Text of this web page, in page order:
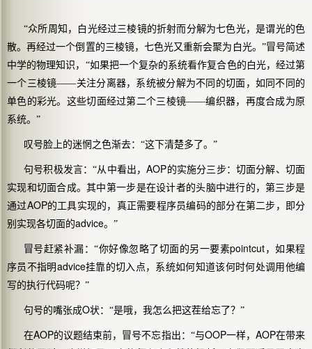
“众所周知，白光经过三棱镜的折射而分解为七色光，是谓光的色
散。再经过一个倒置的三棱镜，七色光又重新会聚为白光。”冒号简述
中学的物理知识，“如果把一个复杂的系统看作复合色的白光，经过第
一个三棱镜——关注分离器，系统被分解为不同的切面，如同不同的
单色的彩光。这些切面经过第二个三棱镜——编织器，再度合成为原
系统。”
叹号脸上的迷惘之色渐去：“这下清楚多了。”
句号积极发言：“从中看出，AOP的实施分三步：切面分解、切面
实现和切面合成。其中第一步是在设计者的头脑中进行的，第三步是
通过AOP的工具实现的，真正需要程序员编码的部分在第二步，即分
别实现各切面的advice。”
冒号赶紧补漏：“你好像忽略了切面的另一要素pointcut ，如果程
序员不指明 advice挂靠的切入点，系统如何知道该何时何处调用他编
写的执行代码呢？”
句号的嘴张成O状：“是哦，我怎么把这茬给忘了？”
在AOP的议题结束前，冒号不忘指出：“与OOP一样， AOP在带来